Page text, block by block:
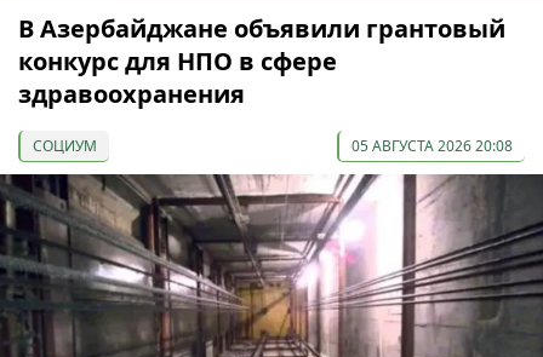
В Азербайджане объявили грантовый
конкурс для НПО в сфере
здравоохранения
СОЦИУМ 05 АВГУСТА 2026 20:08